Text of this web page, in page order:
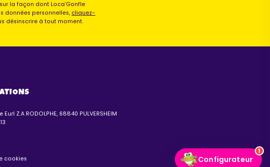
la façon dont Loca’Gonfle
données personnelles, cliquez-
désinscrire à tout moment.
Z.A RODOLPHE, 68840 PULVERSHEIM
cookies Configurateur
1